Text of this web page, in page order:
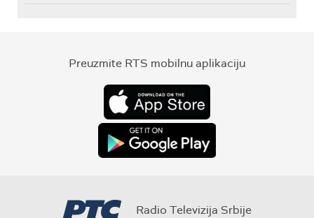
Preuzmite RTS mobilnu aplikaciju
Radio Televizija Srbije